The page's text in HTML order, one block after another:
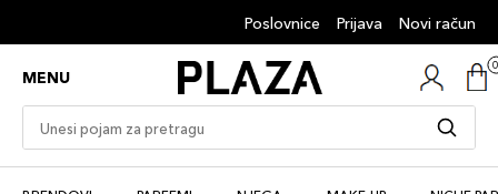
Poslovnice Prijava Novi račun
MENU